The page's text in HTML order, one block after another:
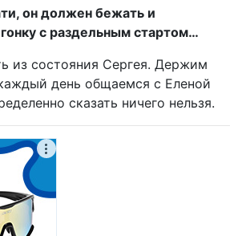
он должен бежать и
с раздельным стартом…
из состояния Сергея. Держим
день общаемся с Еленой
сказать ничего нельзя.